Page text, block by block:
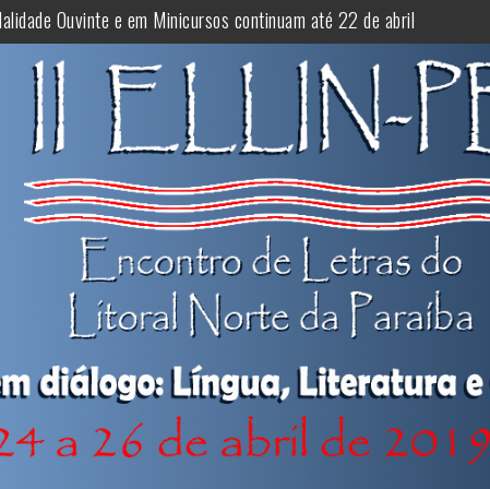
de Minicurso
do trabalho completo do II ELLIN-PB foi prorrogado
Ouvinte e em Minicursos continuam até 22 de abril